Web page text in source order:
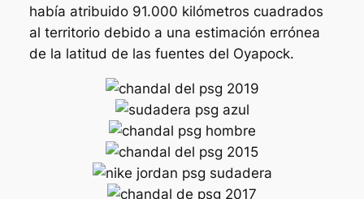
había atribuido 91.000 kilómetros cuadrados
al territorio debido a una estimación errónea
de la latitud de las fuentes del Oyapock.